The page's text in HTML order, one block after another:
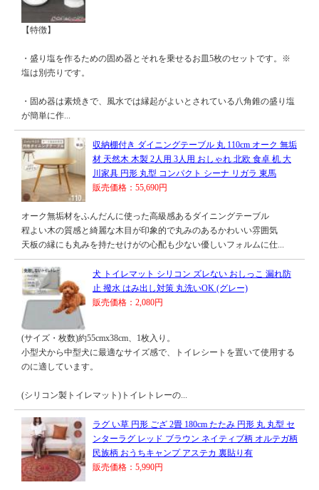
【特徴】
・盛り塩を作るための固め器とそれを乗せるお皿5枚のセットです。※
塩は別売りです。
・固め器は素焼きで、風水では縁起がよいとされている八角錐の盛り塩
が簡単に作...
収納棚付き ダイニングテーブル 丸 110cm オーク 無垢
材 天然木 木製 2人用 3人用 おしゃれ 北欧 食卓 机 大
川家具 円形 丸型 コンパクト シーナ リガラ 東馬
販売価格：55,690円
オーク無垢材をふんだんに使った高級感あるダイニングテーブル
程よい木の質感と綺麗な木目が印象的で丸みのあるかわいい雰囲気
天板の縁にも丸みを持たせけがの心配も少ない優しいフォルムに仕...
犬 トイレマット シリコン ズレない おしっこ 漏れ防
止 撥水 はみ出し対策 丸洗いOK (グレー)
販売価格：2,080円
(サイズ・枚数)約55cmx38cm、1枚入り。
小型犬から中型犬に最適なサイズ感で、トイレシートを置いて使用する
のに適しています。
(シリコン製トイレマット)トイレトレーの...
ラグ い草 円形 ござ 2畳 180cm たたみ 円形 丸 丸型 セ
ンターラグ レッド ブラウン ネイティブ柄 オルテガ柄
民族柄 おうちキャンプ アステカ 裏貼り有
販売価格：5,990円